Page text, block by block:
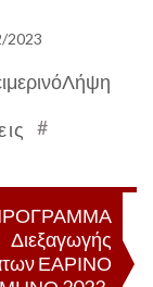
2023
Λήψη
#
Διεξαγωγής
ΕΑΡΙΝΟ